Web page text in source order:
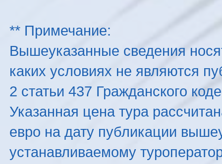
** Примечание:
Вышеуказанные сведения
каких условиях не являются
2 статьи 437 Гражданского
Указанная цена тура
евро на дату публикации
устанавливаемому